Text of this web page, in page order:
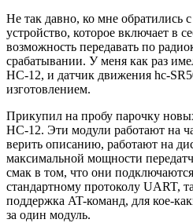
Не так давно, ко мне обратились
устройство, которое включает в
возможность передавать по
срабатывании. У меня как раз
HC-12, и датчик движения hc-
изготовлением.
Прикупил на пробу парочку
HC-12. Эти модули работают на
верить описанию, работают на
максимальной мощности
смак в том, что они
стандартному протоколу UART,
поддержка AT-команд, для кое-
за один модуль.